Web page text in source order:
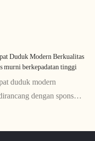
Duduk Modern Berkualitas
murni berkepadatan tinggi
duduk modern
dengan spons